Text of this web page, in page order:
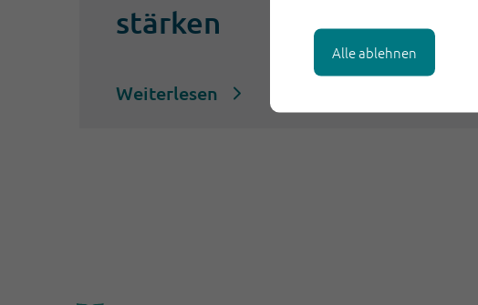
Alle ablehnen
stärken
Weiterlesen